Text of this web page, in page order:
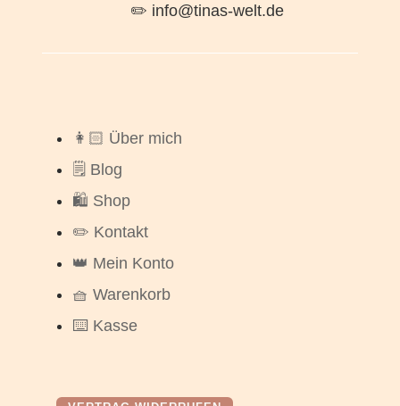
✏️ info@tinas-welt.de
👩🏻 Über mich
🗒️ Blog
🛍️ Shop
✏️ Kontakt
👑 Mein Konto
🧺 Warenkorb
⌨️ Kasse